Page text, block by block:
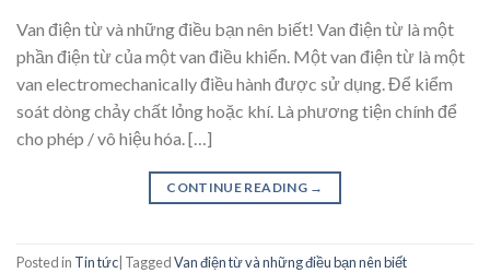
Van điện từ và những điều bạn nên biết! Van điện từ là một
phần điện từ của một van điều khiển. Một van điện từ là một
van electromechanically điều hành được sử dụng. Để kiểm
soát dòng chảy chất lỏng hoặc khí. Là phương tiện chính để
cho phép / vô hiệu hóa. […]
CONTINUE READING →
Posted in Tin tức TaggedVan điện từ và những điều bạn nên biết